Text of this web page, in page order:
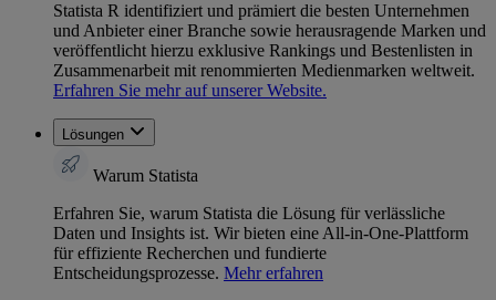
Statista R identifiziert und prämiert die besten Unternehmen
und Anbieter einer Branche sowie herausragende Marken und
veröffentlicht hierzu exklusive Rankings und Bestenlisten in
Zusammenarbeit mit renommierten Medienmarken weltweit.
Erfahren Sie mehr auf unserer Website.
Lösungen
Warum Statista
Erfahren Sie, warum Statista die Lösung für verlässliche
Daten und Insights ist. Wir bieten eine All-in-One-Plattform
für effiziente Recherchen und fundierte
Entscheidungsprozesse. Mehr erfahren